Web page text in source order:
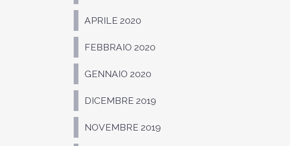
APRILE 2020
FEBBRAIO 2020
GENNAIO 2020
DICEMBRE 2019
NOVEMBRE 2019